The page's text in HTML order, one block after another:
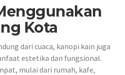
Kota
dari cuaca, kanopi kain juga
estetika dan fungsional.
mulai dari rumah, kafe,